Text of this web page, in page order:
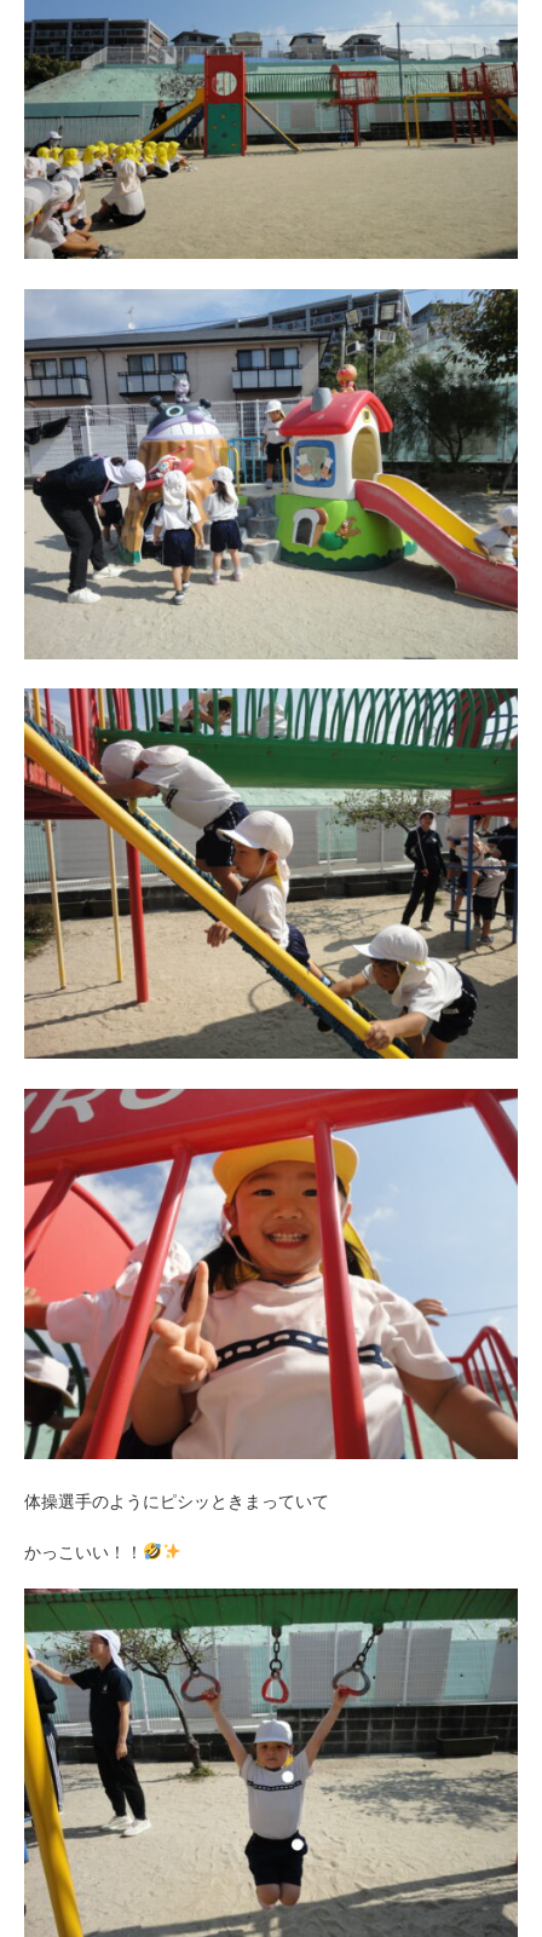
体操選手のようにピシッときまっていて
かっこいい！！